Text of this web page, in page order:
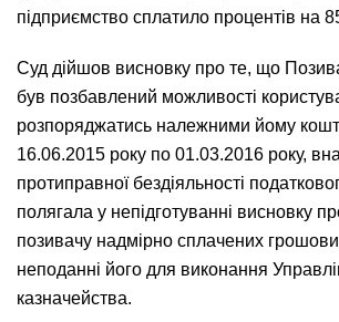
підприємство сплатило процентів на
Суд дійшов висновку про те, що
був позбавлений можливості
розпоряджатись належними йому
16.06.2015 року по 01.03.2016 року,
протиправної бездіяльності
полягала у непідготуванні висновку
позивачу надмірно сплачених
неподанні його для виконання
казначейства.